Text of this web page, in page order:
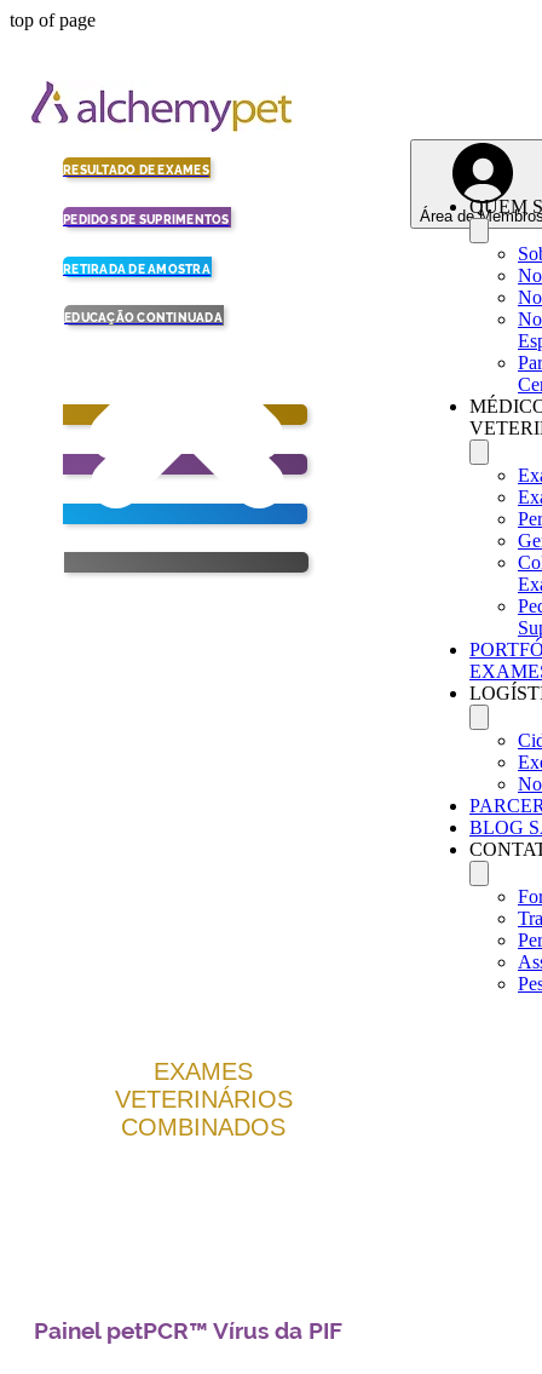
top of page
PEDIDOS DE SUPRIMENTOS
RESULTADO DE EXAMES
RETIRADA DE AMOSTRA
EDUCAÇÃO CONTINUADA
Área deQUEM
BLOG
EXAMES
VETERINÁRIOS
COMBINADOS
Painel petPCR™ Vírus da PIF